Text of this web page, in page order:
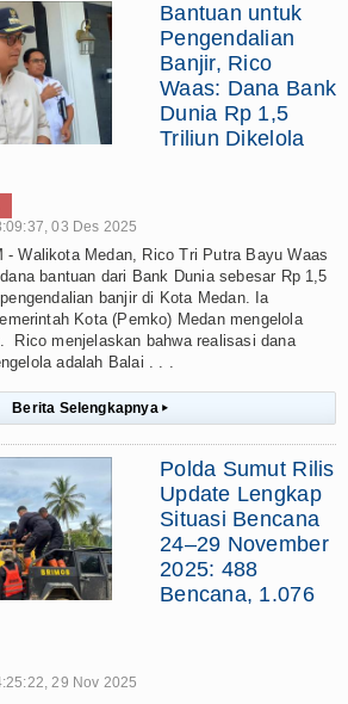
Bantuan untuk
Pengendalian
Banjir, Rico
Waas: Dana Bank
Dunia Rp 1,5
Triliun Dikelola
03 Des 2025
- Walikota Medan, Rico Tri Putra Bayu Waas
bantuan dari Bank Dunia sebesar Rp 1,5
banjir di Kota Medan. Ia
Kota (Pemko) Medan mengelola
Rico menjelaskan bahwa realisasi dana
adalah Balai . . .
Berita Selengkapnya ▸
Polda Sumut Rilis
Update Lengkap
Situasi Bencana
24–29 November
2025: 488
Bencana, 1.076
29 Nov 2025